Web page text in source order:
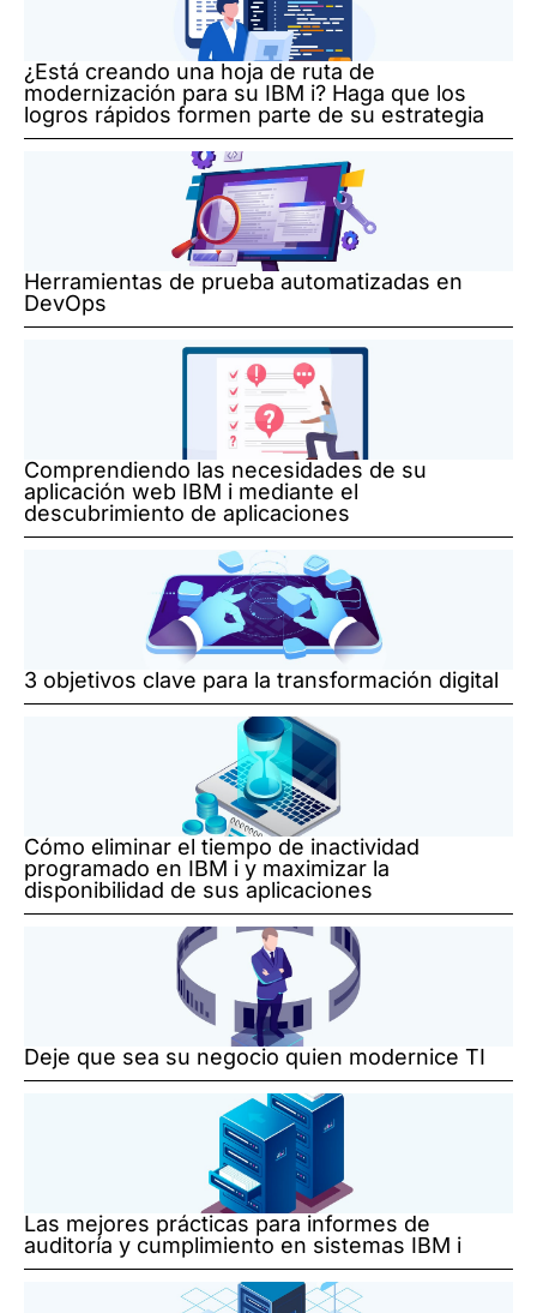
¿Está creando una hoja de ruta de
modernización para su IBM i? Haga que los
logros rápidos formen parte de su estrategia
Herramientas de prueba automatizadas en
DevOps
Comprendiendo las necesidades de su
aplicación web IBM i mediante el
descubrimiento de aplicaciones
3 objetivos clave para la transformación digital
Cómo eliminar el tiempo de inactividad
programado en IBM i y maximizar la
disponibilidad de sus aplicaciones
Deje que sea su negocio quien modernice TI
Las mejores prácticas para informes de
auditoría y cumplimiento en sistemas IBM i